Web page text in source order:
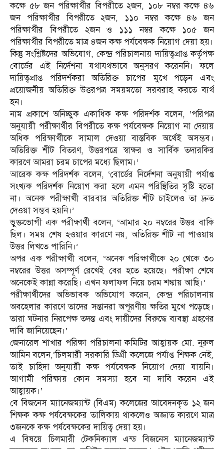
কক্ষে ৫৮ জন পরিক্ষার্থীর বিপরীতে ২জন, ১০৮ নম্বর কক্ষে ৪৬
জন পরিক্ষার্থীর বিপরীতে ২জন, ১১০ নম্বর কক্ষে ৪৬ জন
পরিক্ষার্থীর বিপরীতে ২জন ও ১১১ নম্বর কক্ষে ১০৫ জন
পরিক্ষার্থীর বিপরীতে মাত্র ৪জন কক্ষ পর্যবেক্ষক নিয়োগ দেয়া হয়।
কিন্তু সংশ্লিষ্টদের অভিযোগ, কেন্দ্র পরিচালনায় দায়িত্বপ্রাপ্ত কর্তৃপক্ষ
বোর্ডের এই নির্দেশনা যথাযথভাবে অনুসরণ করেননি। ফলে
দায়িত্বপ্রাপ্ত পরিদর্শকরা অতিরিক্ত চাপের মুখে পড়েন এবং
প্রয়োজনীয় অতিরিক্ত উত্তরপত্র সময়মতো সরবরাহ করতে ব্যর্থ
হন।
নাম প্রকাশে অনিচ্ছুক একাধিক কক্ষ পরিদর্শক বলেন, ‘পরিপত্র
অনুযায়ী পরীক্ষার্থীর বিপরীতে কক্ষ পর্যবেক্ষক নিয়োগ না দেয়ায়
অধিক পরিক্ষার্থীকে সামাল দেওয়া বাস্তবিক অর্থেই অসম্ভব।
অতিরিক্ত শীট বিতরণ, উত্তরপত্রে স্বাক্ষর ও সার্বিক তদারকির
কারণে আমরা চরম চাপের মধ্যে ছিলাম।’
আরেক কক্ষ পরিদর্শক বলেন, ‘বোর্ডের নির্দেশনা অনুযায়ী পর্যাপ্ত
সংখ্যক পরিদর্শক নিয়োগ করা হলে এমন পরিস্থিতির সৃষ্টি হতো
না। অনেক পরীক্ষার্থী বারবার অতিরিক্ত শীট চাইলেও তা দ্রুত
দেওয়া সম্ভব হয়নি।’
ভুক্তভোগী এক পরীক্ষার্থী বলেন, ‘আমার ২০ নম্বরের উত্তর বাকি
ছিল। সময় শেষ হওয়ার কারণে নয়, অতিরিক্ত শীট না পাওয়ায়
উত্তর লিখতে পারিনি।’
অপর এক পরীক্ষার্থী বলেন, ‘অনেক পরিক্ষার্থীকে ২০ থেকে ৩০
নম্বরের উত্তর অসম্পূর্ণ রেখেই বের হতে হয়েছে। পরীক্ষা শেষে
অনেকেই কান্না করেছি। এখন ফলাফল নিয়ে চরম শঙ্কায় আছি।’
পরীক্ষার্থীদের অভিভাবক অভিযোগ করেন, কেন্দ্র পরিচালনায়
অবহেলার কারণে তাদের সন্তানরা অপূরণীয় ক্ষতির মুখে পড়েছে।
তারা ঘটনার নিরপেক্ষ তদন্ত এবং দায়ীদের বিরুদ্ধে ব্যবস্থা গ্রহণের
দাবি জানিয়েছেন।’
জেনারেল শাখার পরিক্ষা পরিচালনা কমিটির আহ্বায়ক মো. নুরুল
আমিন বলেন,‘চিলমারী সরকারি ডিগ্রী কলেজে পর্যাপ্ত শিক্ষক নেই,
তাই চাহিদা অনুযায়ী কক্ষ পর্যবেক্ষক নিয়োগ দেয়া যায়নি।
আগামী পরিক্ষায় কোন সমস্যা হবে না দাবি করেন এই
আহ্বায়ক।’
বে বিজনেস ম্যানেজম্যান্ট (বিএম) কলেজের আবেদনকৃত ১২ জন
শিক্ষক কক্ষ পর্যবেক্ষকের তালিকায় থাকলেও অজ্ঞাত কারণে মাত্র
৩জনকে কক্ষ পর্যবেক্ষকের দায়িত্ব দেয়া হয়।
এ বিষয়ে চিলমারী টেকনিক্যাল এন্ড বিজনেস ম্যানেজম্যান্ট